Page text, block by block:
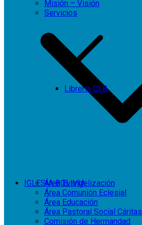
Misión – Visión
Servicios
Librería CEB
Área Evangelización
Área Comunión Eclesial
Área Educación
Área Pastoral Social Cáritas
Comisión de Hermandad
IGLESIA BOLIVIA